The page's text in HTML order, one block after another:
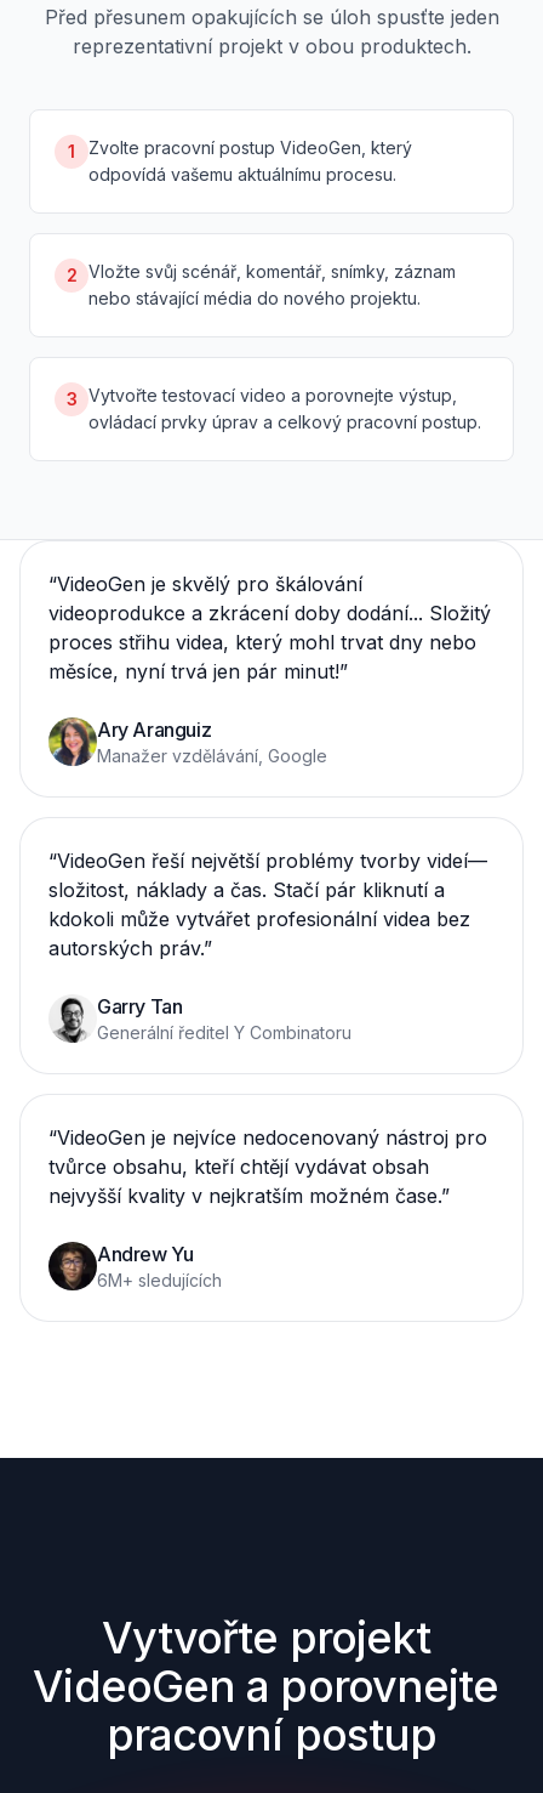
Před přesunem opakujících se úloh spusťte jeden
reprezentativní projekt v obou produktech.
1
Zvolte pracovní postup VideoGen, který
odpovídá vašemu aktuálnímu procesu.
2 Vložte svůj scénář, komentář, snímky, záznam
nebo stávající média do nového projektu.
3 Vytvořte testovací video a porovnejte výstup,
ovládací prvky úprav a celkový pracovní postup.
“VideoGen je skvělý pro škálování
videoprodukce a zkrácení doby dodání... Složitý
proces střihu videa, který mohl trvat dny nebo
měsíce, nyní trvá jen pár minut!”
Ary Aranguiz
Manažer vzdělávání, Google
“VideoGen řeší největší problémy tvorby videí—
složitost, náklady a čas. Stačí pár kliknutí a
kdokoli může vytvářet profesionální videa bez
autorských práv.”
Garry Tan
Generální ředitel Y Combinatoru
“VideoGen je nejvíce nedocenovaný nástroj pro
tvůrce obsahu, kteří chtějí vydávat obsah
nejvyšší kvality v nejkratším možném čase.”
Andrew Yu
6M+ sledujících
Vytvořte projekt
VideoGen a porovnejte
pracovní postup